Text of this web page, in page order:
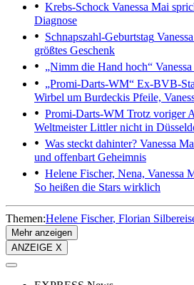
Krebs-Schock Vanessa Mai
Diagnose
Schnapszahl-Geburtstag
größtes Geschenk
„Nimm die Hand hoch“
„Promi-Darts-WM“ Ex-BVB-
Wirbel um Burdeckis Pfeile,
Promi-Darts-WM Trotz voriger
Weltmeister Littler nicht in
Was steckt dahinter? Vanessa
und offenbart Geheimnis
Helene Fischer, Nena, Vanessa
So heißen die Stars wirklich
Themen:Helene Fischer Florian
Mehr anzeigen
ANZEIGE X